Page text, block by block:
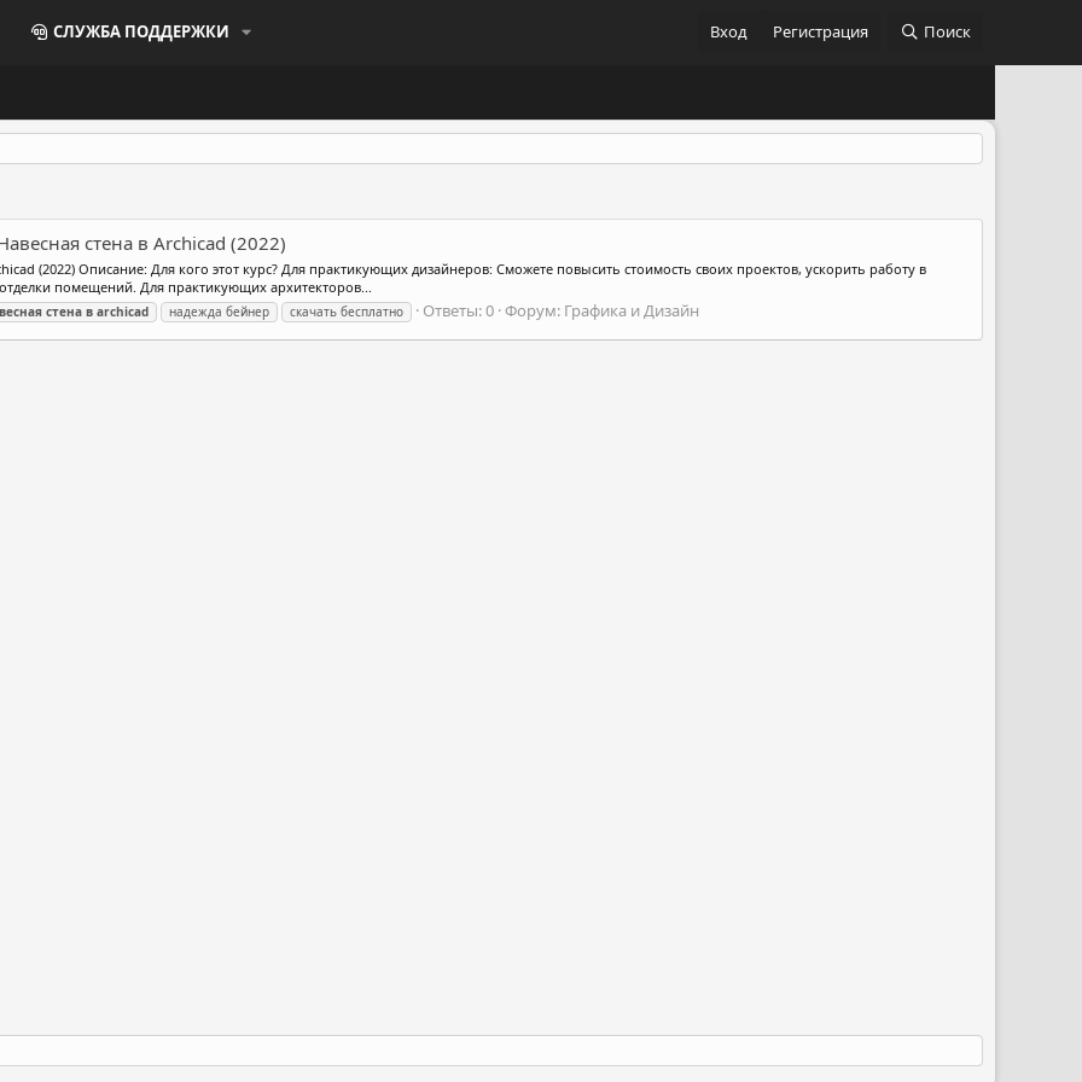
СЛУЖБА ПОДДЕРЖКИ Вход Регистрация Поиск
стена в Archicad (2022)
(2022) Описание: Для кого этот курс? Для практикующих дизайнеров: Сможете повысить стоимость своих проектов, ускорить работу в
помещений. Для практикующих архитекторов...
стена в archicad надежда бейнер скачать бесплатно Ответы: 0 Форум: Графика и Дизайн